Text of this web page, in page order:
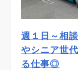
週１日～相
やシニア世
る仕事◎